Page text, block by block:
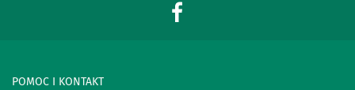
POMOC I KONTAKT